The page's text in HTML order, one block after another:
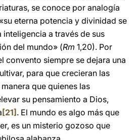
se conoce por analogía
eterna potencia y divinidad se
inteligencia a través de sus
del mundo» (Rm 1,20). Por
convento siempre se dejara una
para que crecieran las
que quienes las
su pensamiento a Dios,
[21] . El mundo es algo más que
es un misterio gozoso que